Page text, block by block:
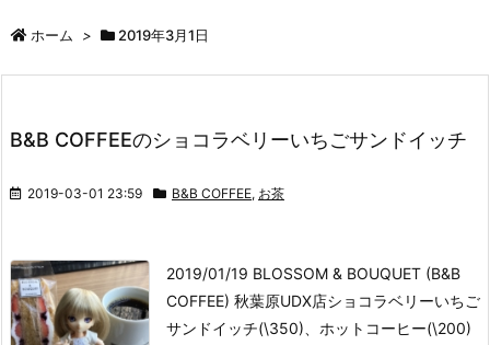
ホーム > 2019年3月1日
B&B COFFEEのショコラベリーいちごサンドイッチ
2019-03-01 23:59 B&B COFFEE, お茶
2019/01/19 BLOSSOM & BOUQUET (B&B
COFFEE) 秋葉原UDX店ショコラベリーいちご
サンドイッチ(\350)、ホットコーヒー(\200)